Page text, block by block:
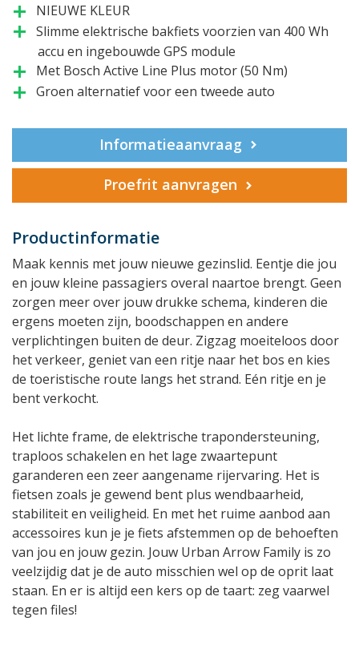
add NIEUWE KLEUR
add Slimme elektrische bakfiets voorzien van 400 Wh
accu en ingebouwde GPS module
add Met Bosch Active Line Plus motor (50 Nm)
add Groen alternatief voor een tweede auto
Informatieaanvraag
Proefrit aanvragen
Productinformatie
Maak kennis met jouw nieuwe gezinslid. Eentje die jou
en jouw kleine passagiers overal naartoe brengt. Geen
zorgen meer over jouw drukke schema, kinderen die
ergens moeten zijn, boodschappen en andere
verplichtingen buiten de deur. Zigzag moeiteloos door
het verkeer, geniet van een ritje naar het bos en kies
de toeristische route langs het strand. Eén ritje en je
bent verkocht.
Het lichte frame, de elektrische trapondersteuning,
traploos schakelen en het lage zwaartepunt
garanderen een zeer aangename rijervaring. Het is
fietsen zoals je gewend bent plus wendbaarheid,
stabiliteit en veiligheid. En met het ruime aanbod aan
accessoires kun je je fiets afstemmen op de behoeften
van jou en jouw gezin. Jouw Urban Arrow Family is zo
veelzijdig dat je de auto misschien wel op de oprit laat
staan. En er is altijd een kers op de taart: zeg vaarwel
tegen files!